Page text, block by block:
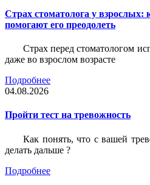
Страх стоматолога у
помогают его преодолеть
Страх перед стоматологом
даже во взрослом возрасте
Подробнее
04.08.2026
Пройти тест на тревожность
Как понять, что с вашей
делать дальше ?
Подробнее